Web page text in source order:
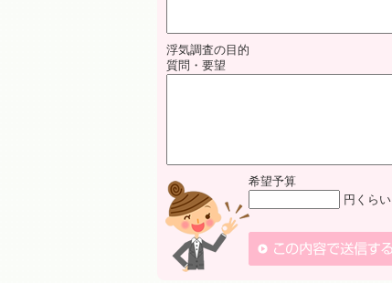
浮気調査の目的
質問・要望
希望予算
円くらい